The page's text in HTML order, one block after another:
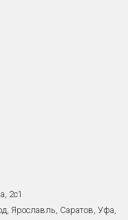
2с1
Ярославль, Саратов, Уфа,